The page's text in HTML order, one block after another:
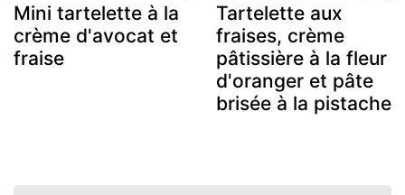
Mini tartelette à la
crème d'avocat et
fraise
Tartelette aux
fraises, crème
pâtissière à la fleur
d'oranger et pâte
brisée à la pistache